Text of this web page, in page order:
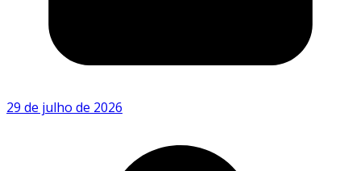
29 de julho de 2026